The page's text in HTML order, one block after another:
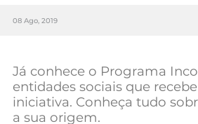
Tecnologia
Negócios
08 Ago, 2019
Já conhece o Programa
entidades sociais que
iniciativa. Conheça tudo
a sua origem.